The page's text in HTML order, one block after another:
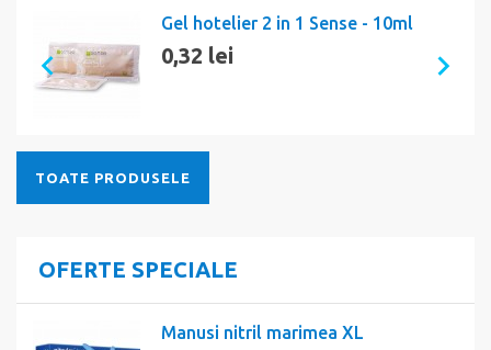
Gel hotelier 2 in 1 Sense - 10ml
0,32 lei
TOATE PRODUSELE
OFERTE SPECIALE
Manusi nitril marimea XL